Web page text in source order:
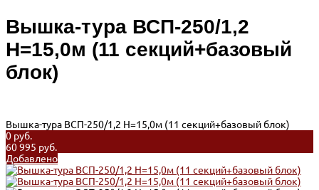
Вышка-тура ВСП-250/1,2
Н=15,0м (11 секций+базовый
блок)
Вышка-тура ВСП-250/1,2 Н=15,0м (11 секций+базовый блок)
0 руб.
60 995 руб.
Добавлено